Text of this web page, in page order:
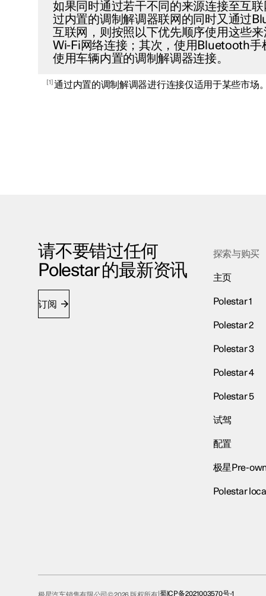
如果同时通过若干不同的来源连接至互
过内置的调制解调器联网的同时又通过
互联网，则按照以下优先顺序使用这些
Wi-Fi网络连接；其次，使用Bluetooth手
使用车辆内置的调制解调器连接。
1 通过内置的调制解调器进行连接仅适用于某些市场
请不要错过任何
Polestar 的最新资讯
订阅
探索与购买
主页
Polestar 1
Polestar 2
Polestar 3
Polestar 4
Polestar 5
试驾
配置
极星Pre-
Polestar
蜀ICP备2021003570号-1